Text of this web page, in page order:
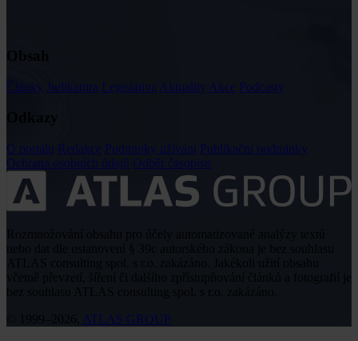
Články Judikatura Legislativa Aktuality Akce Podcasty
O portálu Redakce Podmínky užívání Publikační podmínky
Ochrana osobních údajů Odběr časopisu
včetně převzetí, šíření či dalšího zpřístupňování článků a fotografií je
ATLAS GROUP